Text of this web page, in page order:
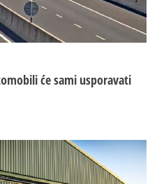
će sami usporavati